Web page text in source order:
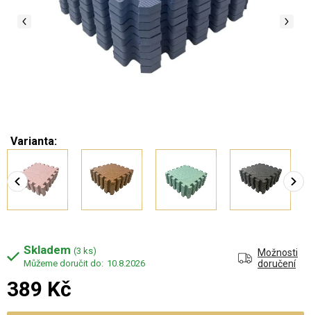
Varianta:
Skladem (3 ks)
10.8.2026
Možnosti
doručení
389 Kč